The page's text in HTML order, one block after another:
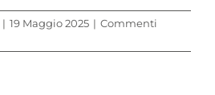
| 19 Maggio 2025 | Commenti